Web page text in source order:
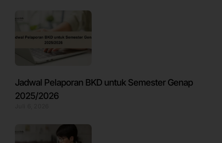
Jadwal Pelaporan BKD untuk Semester Genap
2025/2026